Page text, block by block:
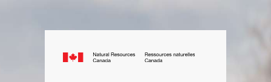
Canada.ca
/